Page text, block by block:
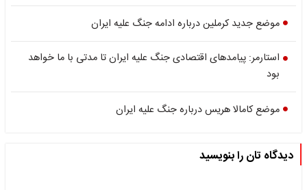
موضع جدید کرملین درباره ادامه جنگ علیه ایران
استارمر: پیامدهای اقتصادی جنگ علیه ایران تا مدتی با ما خواهد
بود
موضع کامالا هریس درباره جنگ علیه ایران
دیدگاه تان را بنویسید